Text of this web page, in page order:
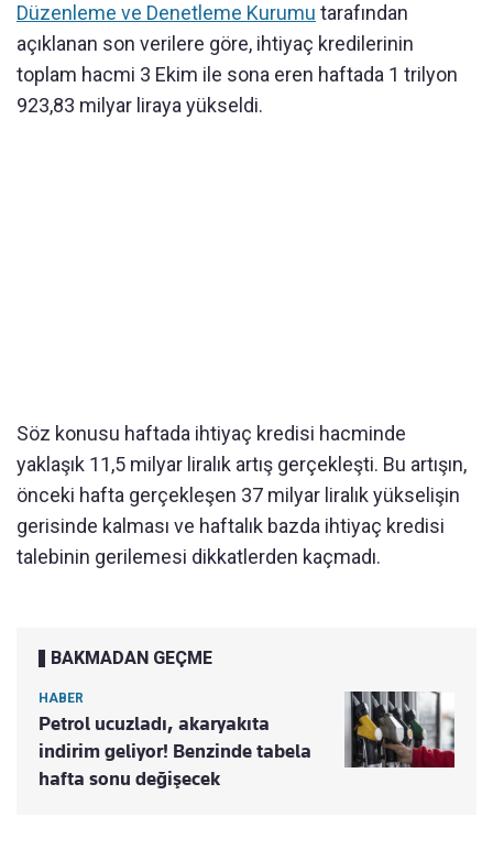
Düzenleme ve Denetleme Kurumu tarafından
açıklanan son verilere göre, ihtiyaç kredilerinin
toplam hacmi 3 Ekim ile sona eren haftada 1 trilyon
923,83 milyar liraya yükseldi.
Söz konusu haftada ihtiyaç kredisi hacminde
yaklaşık 11,5 milyar liralık artış gerçekleşti. Bu artışın,
önceki hafta gerçekleşen 37 milyar liralık yükselişin
gerisinde kalması ve haftalık bazda ihtiyaç kredisi
talebinin gerilemesi dikkatlerden kaçmadı.
BAKMADAN GEÇME
HABER
Petrol ucuzladı, akaryakıta
indirim geliyor! Benzinde tabela
hafta sonu değişecek